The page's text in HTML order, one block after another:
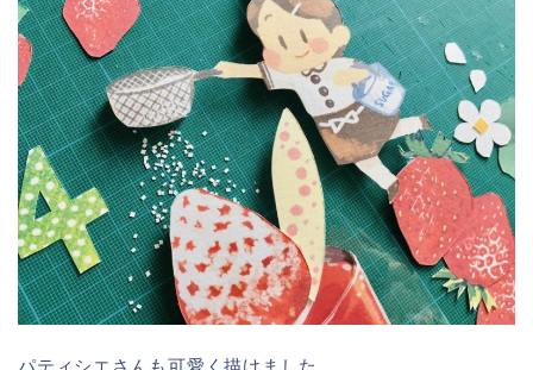
パティシエさんも可愛く描けました。